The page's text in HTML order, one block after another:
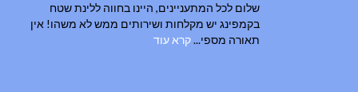
שלום לכל המתעניינים, היינו בחווה ללינת שטח
בקמפינג יש מקלחות ושירותים ממש לא משהו! אין
תאורה מספי...קרא עוד